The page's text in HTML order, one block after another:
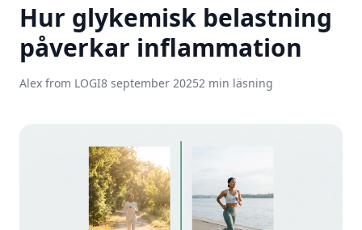
Hur glykemisk belastning
påverkar inflammation
Alex from LOGI8 september 20252 min läsning